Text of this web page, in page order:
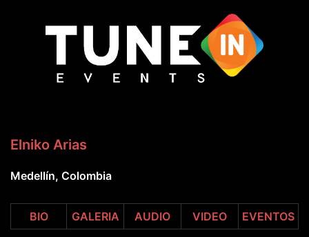
Elniko Arias
Medellín, Colombia
BIO GALERIA AUDIO VIDEO EVENTOS